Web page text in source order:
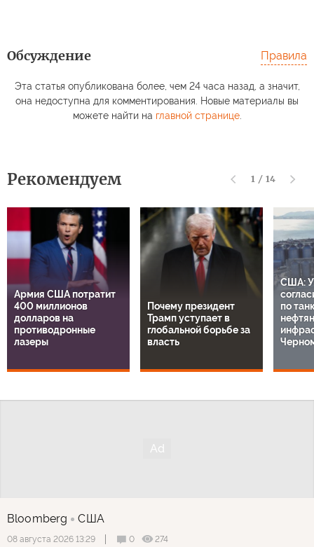
Обсуждение Правила
Эта статья опубликована более, чем 24 часа назад, а значит,
она недоступна для комментирования. Новые материалы вы
можете найти на главной странице.
Рекомендуем 1 / 14
Армия США потратит
400 миллионов
долларов на
противодронные
лазеры
Почему президент
Трамп уступает в
глобальной борьбе за
власть
США:
по
Bloomberg США
08 августа 2026 13:29 0 274